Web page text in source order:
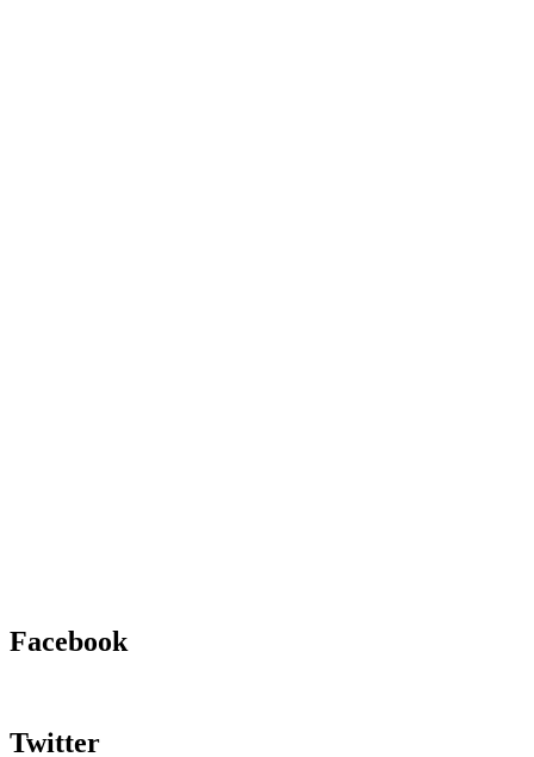
Facebook
Twitter